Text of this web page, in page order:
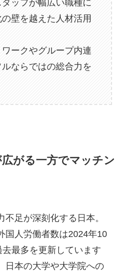
ッフが幅広い職種に
壁を越えた人材活用
ワークやグループ内連
ならではの総合力を
がる一方でマッチン
足が深刻化する日本。
国人労働者数は2024年10
最多を更新しています
日本の大学や大学院への